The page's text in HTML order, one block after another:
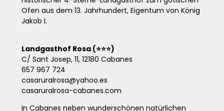
Ofen aus dem 13. Jahrhundert, Eigentum von König
Jakob I.
Landgasthof Rosa (⭐⭐⭐)
C/ Sant Josep, 11, 12180 Cabanes
657 967 724
casaruralrosa@yahoo.es
casaruralrosa-cabanes.com
In Cabanes neben wunderschönen natürlichen